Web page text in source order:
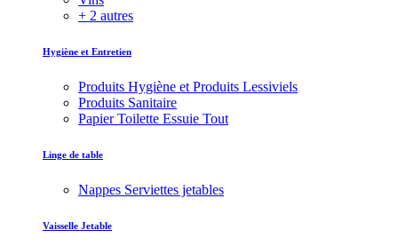
+ 2 autres
Hygiène et Entretien
Produits Hygiène et Produits Lessiviels
Produits Sanitaire
Papier Toilette Essuie Tout
Linge de table
Nappes Serviettes jetables
Vaisselle Jetable